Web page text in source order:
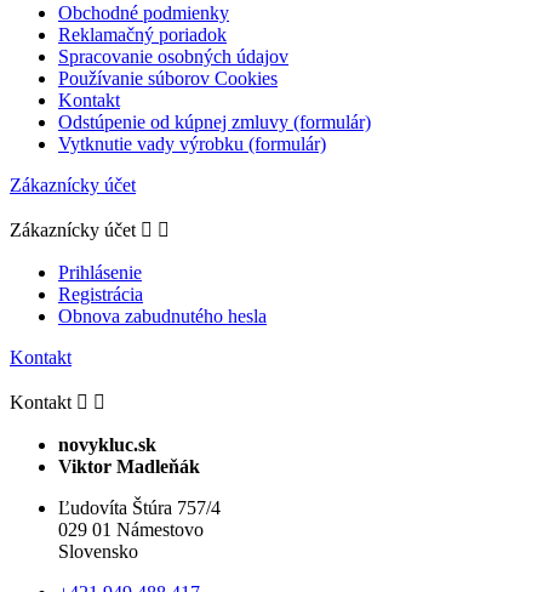
Obchodné podmienky
Reklamačný poriadok
Spracovanie osobných údajov
Používanie súborov Cookies
Kontakt
Odstúpenie od kúpnej zmluvy (formulár)
Vytknutie vady výrobku (formulár)
Zákaznícky účet
Zákaznícky účet  
Prihlásenie
Registrácia
Obnova zabudnutého hesla
Kontakt
Kontakt  
novykluc.sk
Viktor Madleňák
Ľudovíta Štúra 757/4
029 01 Námestovo
Slovensko